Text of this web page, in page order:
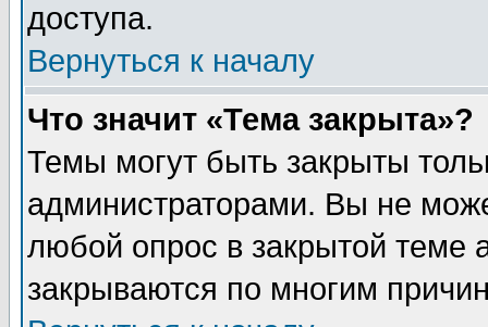
доступа.
Вернуться к началу
Что значит «Тема закрыта»?
Темы могут быть закрыты
администраторами. Вы не
любой опрос в закрытой теме
закрываются по многим